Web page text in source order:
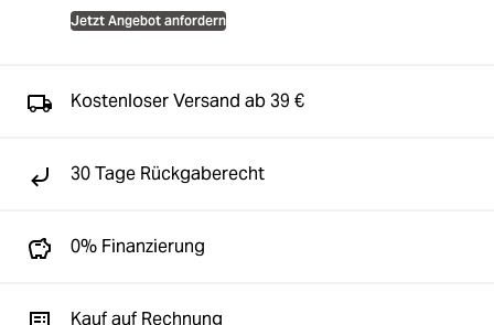
Jetzt Angebot anfordern
Kostenloser Versand ab 39 €
30 Tage Rückgaberecht
0% Finanzierung
Kauf auf Rechnung